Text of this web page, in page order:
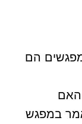
הם
האם
במפגש